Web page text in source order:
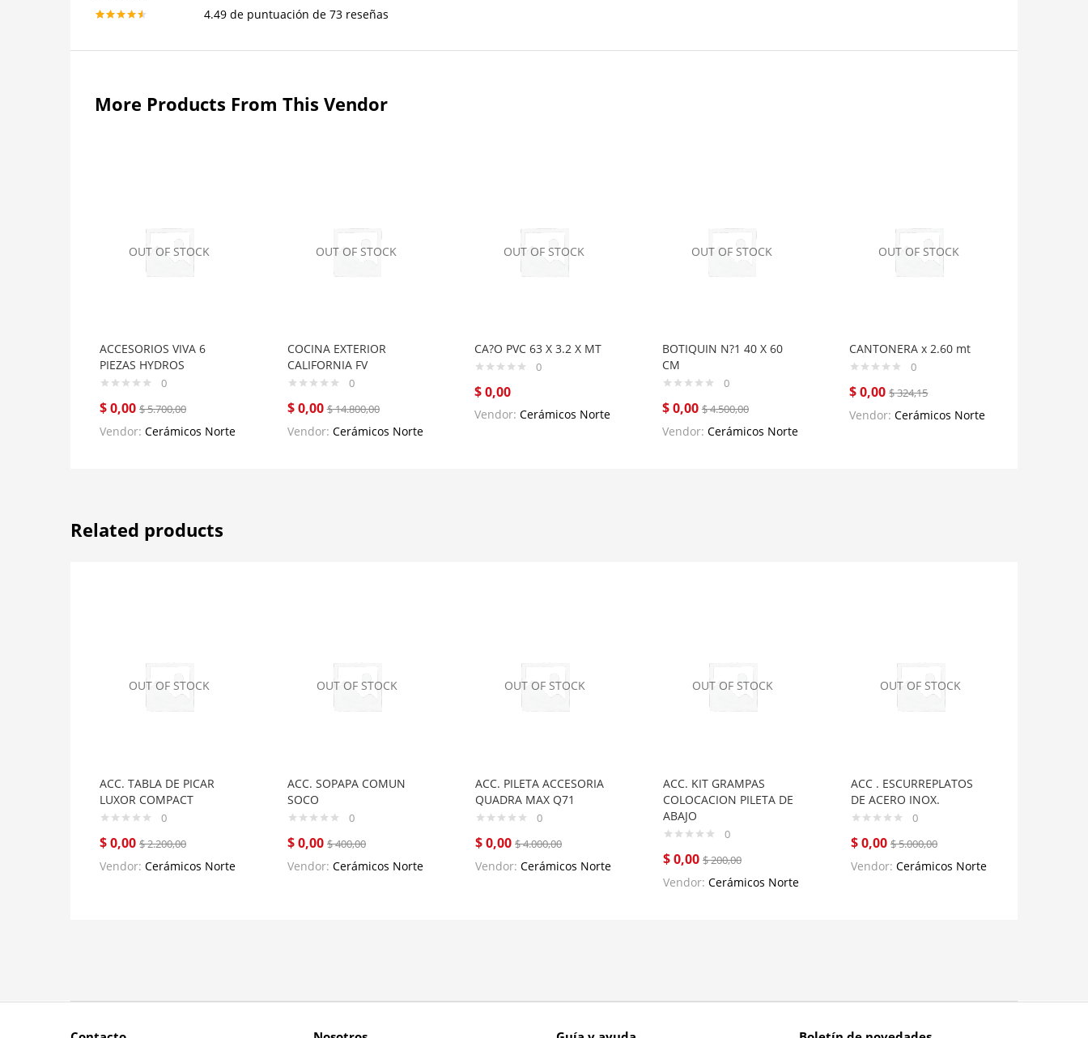
4.49 de puntuación de 73 reseñas
More Products From This Vendor
OUT OF STOCK
ACCESORIOS VIVA 6
PIEZAS HYDROS
0
$0,00 $5.700,00
Vendor: Cerámicos Norte
OUT OF STOCK
COCINA EXTERIOR
CALIFORNIA FV
0
$0,00 $14.800,00
Vendor: Cerámicos Norte
OUT OF STOCK
CA?O PVC 63 X 3.2 X MT
0
$0,00
Vendor:Cerámicos Norte
OUT OF STOCK
BOTIQUIN N?1 40 X 60
CM
0
$0,00 $4.500,00
Vendor: Cerámicos Norte
OUT OF STOCK
CANTONERA x 2.60 mt
0
$0,00 $324,15
Vendor:Cerámicos Norte
Related products
OUT OF STOCK
ACC. TABLA DE PICAR
LUXOR COMPACT
0
$0,00 $2.200,00
Vendor: Cerámicos Norte
OUT OF STOCK
ACC. SOPAPA COMUN
SOCO
0
$0,00 $400,00
Vendor: Cerámicos Norte
OUT OF STOCK
ACC. PILETA ACCESORIA
QUADRA MAX Q71
0
$0,00 $4.000,00
Vendor: Cerámicos Norte
OUT OF STOCK
ACC. KIT GRAMPAS
COLOCACION PILETA DE
ABAJO
0
$0,00 $200,00
Vendor: Cerámicos Norte
OUT OF STOCK
ACC . ESCURREPLATOS
DE ACERO INOX.
0
$0,00 $5.000,00
Vendor: Cerámicos Norte